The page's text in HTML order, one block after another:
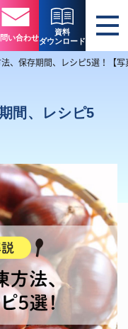
い合わせ
資料
ダウンロード
、保存期間、レシピ5選！【
間、レシピ5